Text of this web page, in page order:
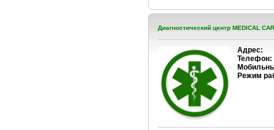
Диагностический центр MEDICAL
Адрес:
Телефон:
Режим